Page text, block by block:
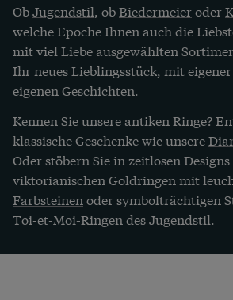
ObJugendstil, obBiedermeieroder
welche Epoche Ihnen auch die
mit viel Liebe ausgewählten
Ihr neues Lieblingsstück, mit
eigenen Geschichten.
Kennen Sie unsere antiken Ringe?
klassische Geschenke wie unsere
Oder stöbern Sie in zeitlosen
viktorianischen Goldringen mit
Farbsteinen oder symbolträchtigen
Toi-et-Moi-Ringen des Jugendstil.